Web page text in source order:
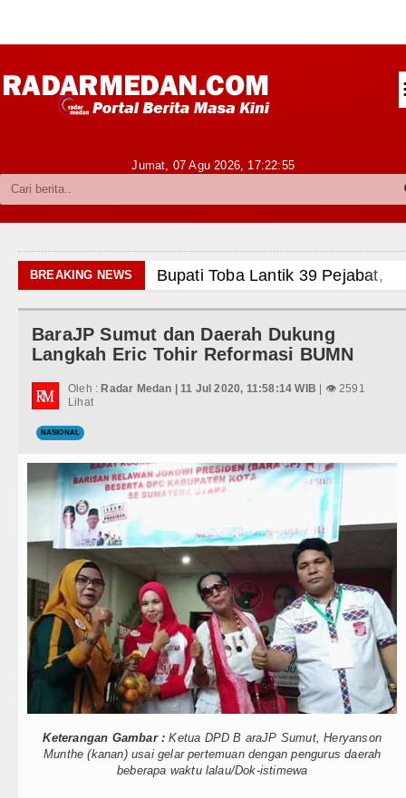
Kabupaten Karo
Politik
Olahraga
Internasional
TIPS dan TRIK
+ Lainnya
Video
Kesehatan
Siraman Rohani
Jumat, 07 Agu 2026, 17:22:56
BREAKING NEWS Bupati Toba Lantik 39 Pejabat,
LGB Minus T dan Q Sebagai
Danrem 011 Lilawangsa Brigjen
Sebut LSL Pengidap HIV/AIDS
Arsenal Dibungkam Real Betis
Chelsea Tumbang Ditekuk
Bupati Taput Sambut Kunjungan
PD AIJ Sumut Kembali
Bupati Toba Lantik 39 Pejabat,
LGB Minus T dan Q Sebagai
Danrem 011 Lilawangsa Brigjen
Aceh
BaraJP Sumut dan Daerah Dukung
Langkah Eric Tohir Reformasi BUMN
Oleh : Radar Medan | 11 Jul 2020, 11:58:14 WIB | 👁 2591
Lihat
NASIONAL
Keterangan Gambar : Ketua DPD B araJP Sumut, Heryanson
Munthe (kanan) usai gelar pertemuan dengan pengurus daerah
beberapa waktu lalau/Dok-istimewa